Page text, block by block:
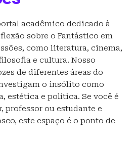
acadêmico dedicado à
sobre o Fantástico em
como literatura, cinema,
e cultura. Nosso
de diferentes áreas do
o insólito como
estética e política. Se você é
professor ou estudante e
este espaço é o ponto de